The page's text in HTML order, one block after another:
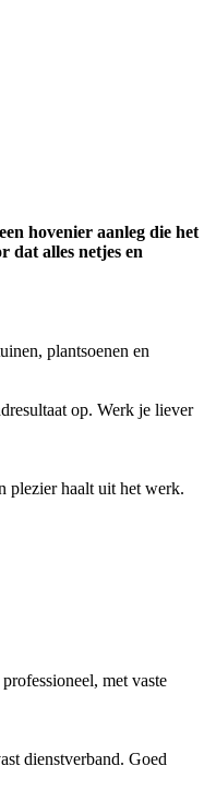
hovenier aanleg die het
dat alles netjes en
plantsoenen en
op. Werk je liever
plezier haalt uit het werk.
met vaste
dienstverband. Goed